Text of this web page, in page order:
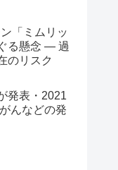
「ミムリッ
る懸念 — 過
のリスク
発表・2021
んなどの発